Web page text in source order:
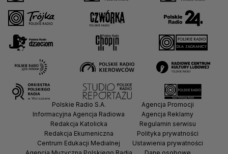
Polskie Radio S.A.
Informacyjna Agencja Radiowa
Redakcja Katolicka
Redakcja Ekumeniczna
Centrum Edukacji Medialnej
Agencja Promocji
Agencja Reklamy
Regulamin serwisu
Polityka prywatności
Ustawienia prywatności